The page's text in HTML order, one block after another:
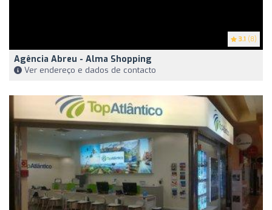
3.1 (8)
Agência Abreu - Alma Shopping
Ver endereço e dados de contacto